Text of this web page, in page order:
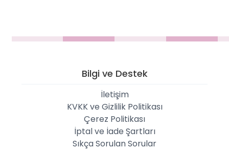
Bilgi ve Destek
İletişim
KVKK ve Gizlilik Politikası
Çerez Politikası
İptal ve İade Şartları
Sıkça Sorulan Sorular